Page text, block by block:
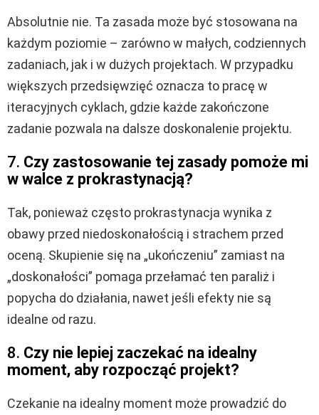
Absolutnie nie. Ta zasada może być stosowana na
każdym poziomie – zarówno w małych, codziennych
zadaniach, jak i w dużych projektach. W przypadku
większych przedsięwzięć oznacza to pracę w
iteracyjnych cyklach, gdzie każde zakończone
zadanie pozwala na dalsze doskonalenie projektu.
7. Czy zastosowanie tej zasady pomoże mi
w walce z prokrastynacją?
Tak, ponieważ często prokrastynacja wynika z
obawy przed niedoskonałością i strachem przed
oceną. Skupienie się na „ukończeniu” zamiast na
„doskonałości” pomaga przełamać ten paraliż i
popycha do działania, nawet jeśli efekty nie są
idealne od razu.
8. Czy nie lepiej zaczekać na idealny
moment, aby rozpocząć projekt?
Czekanie na idealny moment może prowadzić do